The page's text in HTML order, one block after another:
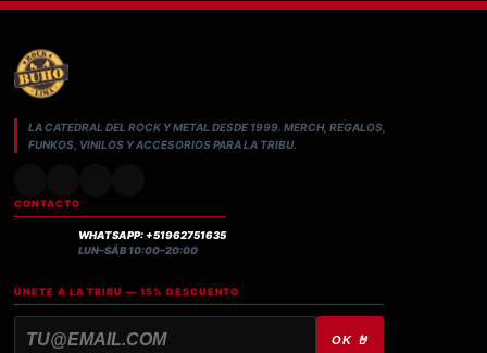
LA CATEDRAL DEL ROCK Y METAL DESDE 1999. MERCH, REGALOS,
FUNKOS, VINILOS Y ACCESORIOS PARA LA TRIBU.
CONTACTO
WHATSAPP: +51962751635
LUN–SÁB 10:00–20:00
ÚNETE A LA TRIBU — 15% DESCUENTO
OK 🤘